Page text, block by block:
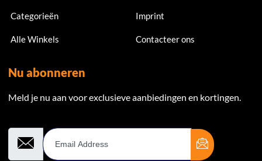
Categorieën
Alle Winkels
Imprint
Contacteer ons
Nu abonneren
Meld je nu aan voor exclusieve aanbiedingen en kortingen.